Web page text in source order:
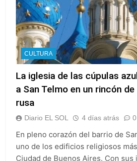
CULTURA
La iglesia de las cúpulas
a San Telmo en un rincón
rusa
Diario EL SOL 4 días atrás 0
En pleno corazón del barrio de
uno de los edificios religiosos
Ciudad de Buenos Aires. Con